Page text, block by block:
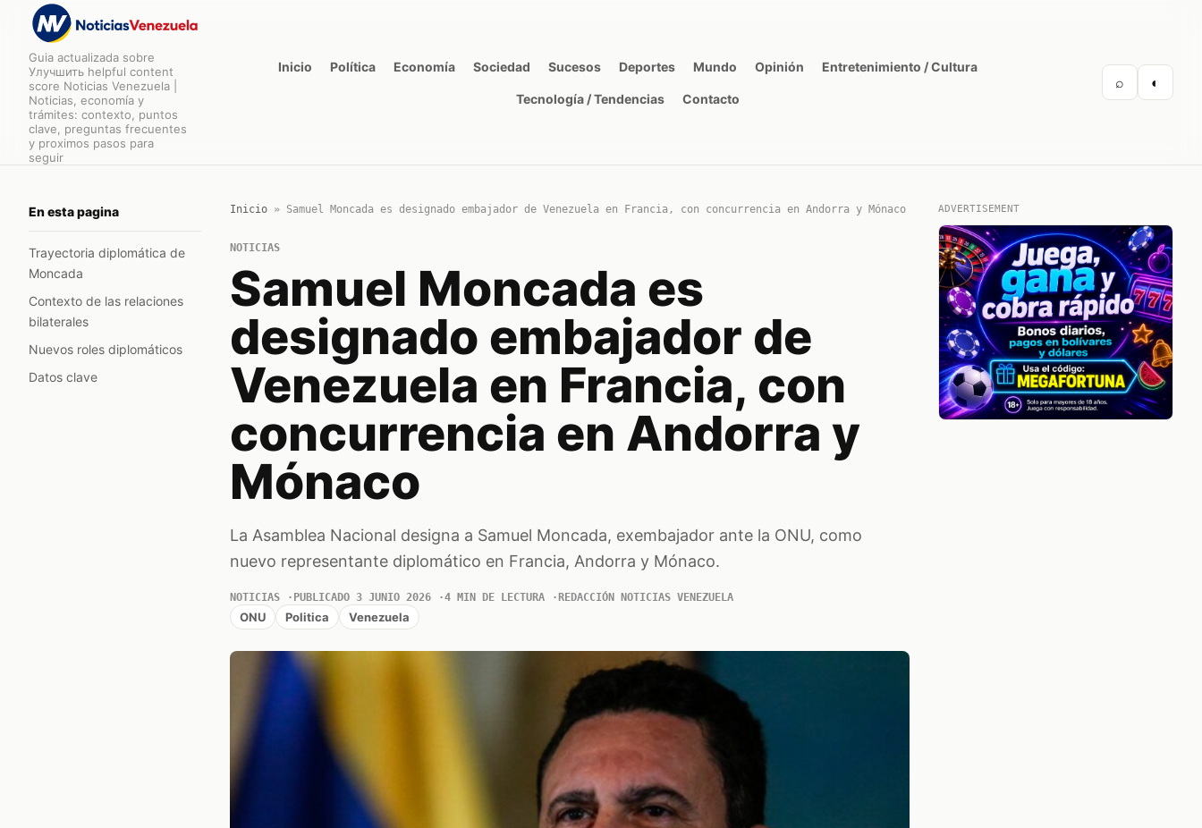
Guia actualizada sobre
Улучшить helpful content
score Noticias Venezuela |
Noticias, economía y
trámites: contexto, puntos
clave, preguntas frecuentes
y proximos pasos para
seguir
Inicio Política Economía Sociedad Sucesos Deportes Mundo Opinión Entretenimiento / Cultura
Tecnología / Tendencias Contacto
⌕ ◐
En esta pagina
Trayectoria diplomática de
Moncada
Contexto de las relaciones
bilaterales
Nuevos roles diplomáticos
Datos clave
Inicio» Samuel Moncada es designado embajador de Venezuela en Francia, con concurrencia en Andorra y Mónaco
NOTICIAS
Samuel Moncada es
designado embajador de
Venezuela en Francia, con
concurrencia en Andorra y
Mónaco
La Asamblea Nacional designa a Samuel Moncada, exembajador ante la ONU, como
nuevo representante diplomático en Francia, Andorra y Mónaco.
NOTICIAS PUBLICADO 3 JUNIO 2026 4 MIN DE LECTURA REDACCIÓN NOTICIAS VENEZUELA
ONU Politica Venezuela
ADVERTISEMENT